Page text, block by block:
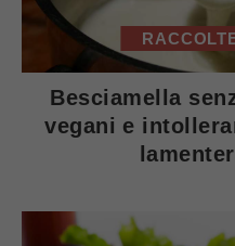
Besciamella
vegani e